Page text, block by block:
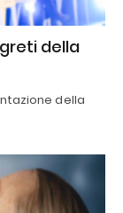
della
della